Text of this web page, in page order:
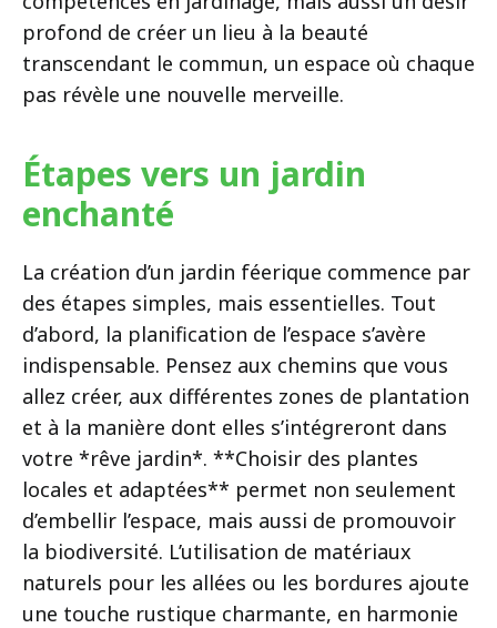
profond de créer un lieu à la beauté
transcendant le commun, un espace où chaque
pas révèle une nouvelle merveille.
Étapes vers un jardin
enchanté
La création d’un jardin féerique commence par
des étapes simples, mais essentielles. Tout
d’abord, la planification de l’espace s’avère
indispensable. Pensez aux chemins que vous
allez créer, aux différentes zones de plantation
et à la manière dont elles s’intégreront dans
votre *rêve jardin*. **Choisir des plantes
locales et adaptées** permet non seulement
d’embellir l’espace, mais aussi de promouvoir
la biodiversité. L’utilisation de matériaux
naturels pour les allées ou les bordures ajoute
une touche rustique charmante, en harmonie